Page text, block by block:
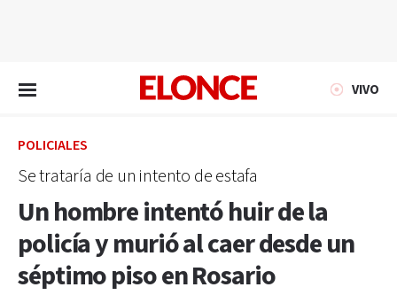
VIVO
POLICIALES
Se trataría de un intento de estafa
Un hombre intentó huir de la
policía y murió al caer desde un
séptimo piso en Rosario